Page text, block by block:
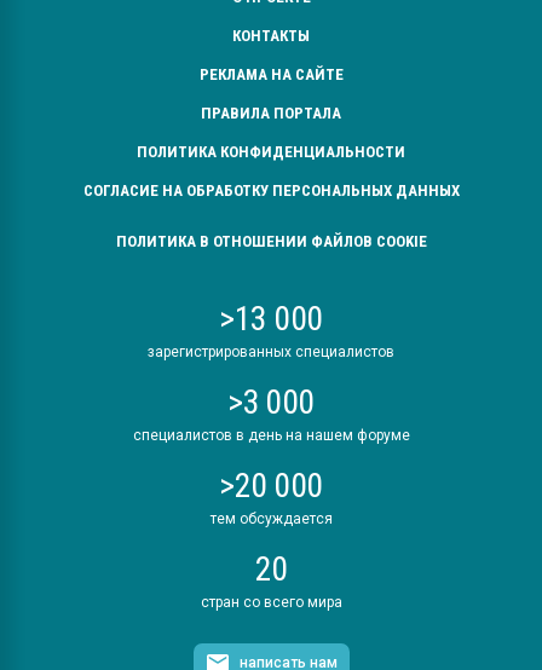
КОНТАКТЫ
РЕКЛАМА НА САЙТЕ
ПРАВИЛА ПОРТАЛА
ПОЛИТИКА КОНФИДЕНЦИАЛЬНОСТИ
СОГЛАСИЕ НА ОБРАБОТКУ ПЕРСОНАЛЬНЫХ ДАННЫХ
ПОЛИТИКА В ОТНОШЕНИИ ФАЙЛОВ COOKIE
>13 000
зарегистрированных специалистов
>3 000
специалистов в день на нашем форуме
>20 000
тем обсуждается
20
стран со всего мира
написать нам